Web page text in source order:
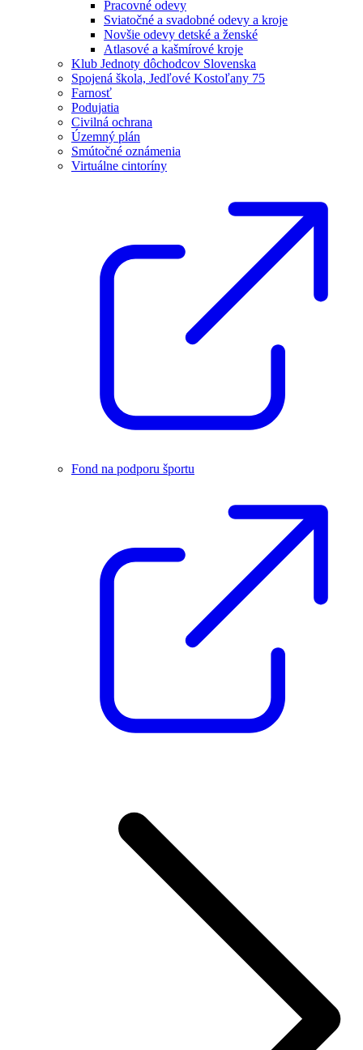
Pracovné odevy
Sviatočné a svadobné odevy a kroje
Novšie odevy detské a ženské
Atlasové a kašmírové kroje
Klub Jednoty dôchodcov Slovenska
Spojená škola, Jedľové Kostoľany 75
Farnosť
Podujatia
Civilná ochrana
Územný plán
Smútočné oznámenia
Virtuálne cintoríny
Fond na podporu športu